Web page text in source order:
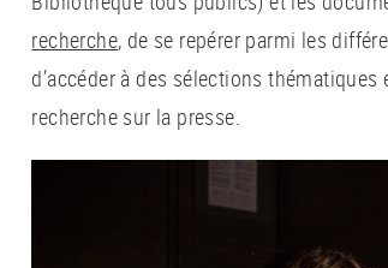
recherche, de se repérer parmi les
d’accéder à des sélections thématiques
recherche sur la presse.